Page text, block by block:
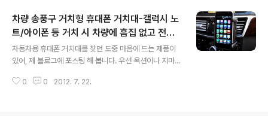
차량 송풍구 거치형 휴대폰 거치대-갤럭시 노
트/아이폰 등 거치 시 차량에 흠집 없고 전면
시야를 가리지 않아 만족스러워
자동차용 휴대폰 거치대를 찾던 도중 마음에 드는 제품이
있어, 제 블로그에 포스팅 해 봅니다. 우선 옥션이나 지마켓
고 검색하면 다음과 같은 제품들이 나옵니다. 어떤 제품은
0 0 2012. 7. 22.